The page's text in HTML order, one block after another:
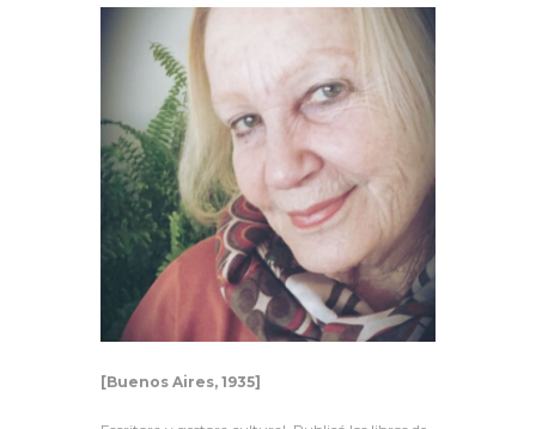
[Buenos Aires, 1935]